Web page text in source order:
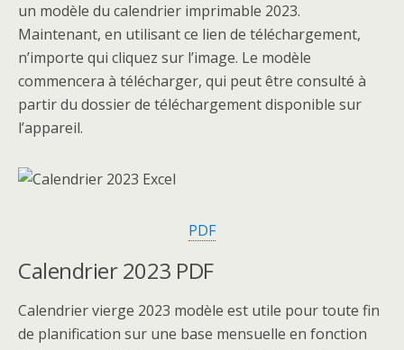
un modèle du calendrier imprimable 2023.
Maintenant, en utilisant ce lien de téléchargement,
n’importe qui cliquez sur l’image. Le modèle
commencera à télécharger, qui peut être consulté à
partir du dossier de téléchargement disponible sur
l’appareil.
PDF
Calendrier 2023 PDF
Calendrier vierge 2023 modèle est utile pour toute fin
de planification sur une base mensuelle en fonction